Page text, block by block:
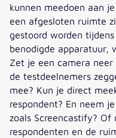
kunnen meedoen aan
een afgesloten ruimte
gestoord worden
benodigde apparatuur,
Zet je een camera
de testdeelnemers
mee? Kun je direct
respondent? En neem
zoals Screencastify?
respondenten en de